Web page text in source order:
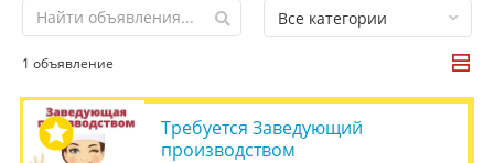
Все категории
1 объявление
Требуется Заведующий
производством